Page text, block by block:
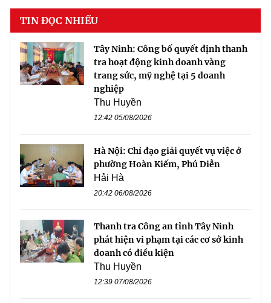
TIN ĐỌC NHIỀU
Tây Ninh: Công bố quyết định thanh
tra hoạt động kinh doanh vàng
trang sức, mỹ nghệ tại 5 doanh
nghiệp
Thu Huyền
12:42 05/08/2026
Hà Nội: Chỉ đạo giải quyết vụ việc ở
phường Hoàn Kiếm, Phú Diễn
Hải Hà
20:42 06/08/2026
Thanh tra Công an tỉnh Tây Ninh
phát hiện vi phạm tại các cơ sở kinh
doanh có điều kiện
Thu Huyền
12:39 07/08/2026